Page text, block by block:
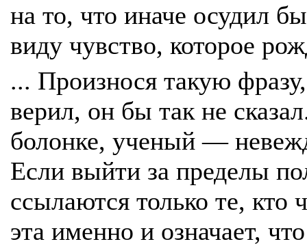
на то, что иначе осудил
виду чувство, которое
... Произнося такую
верил, он бы так не
болонке, ученый —
Если выйти за пределы
ссылаются только те, кто
эта именно и означает,